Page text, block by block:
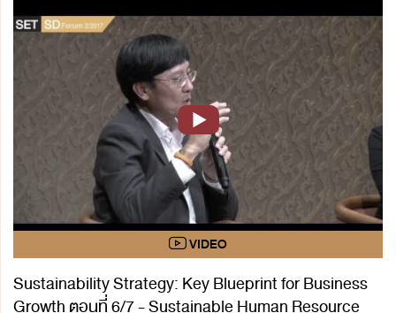
Sustainability Strategy: Key Blueprint for Business
Growth ตอนที่ 6/7 - Sustainable Human Resource